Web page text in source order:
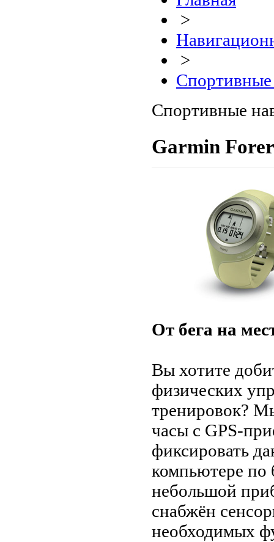
>
>
Спортивные
Спортивные
Garmin
От бега на
Вы хотите
физических
тренировок?
часы с GPS-
фиксировать
компьютере по
небольшой
снабжён
необходимых